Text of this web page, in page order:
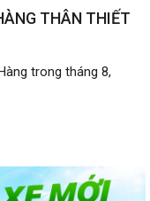
THÂN THIẾT
trong tháng 8,